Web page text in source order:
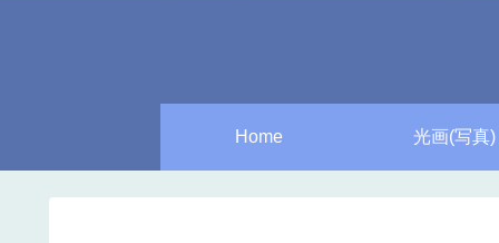
Home 光画(写真)